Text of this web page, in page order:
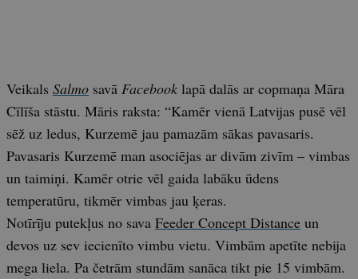
Veikals Salmo savā Facebook lapā dalās ar copmaņa Māra
Cīlīša stāstu. Māris raksta: “Kamēr vienā Latvijas pusē vēl
sēž uz ledus, Kurzemē jau pamazām sākas pavasaris.
Pavasaris Kurzemē man asociējas ar divām zivīm – vimbas
un taimiņi. Kamēr otrie vēl gaida labāku ūdens
temperatūru, tikmēr vimbas jau ķeras.
Notīrīju putekļus no sava Feeder Concept Distance un
devos uz sev iecienīto vimbu vietu. Vimbām apetīte nebija
mega liela. Pa četrām stundām sanāca tikt pie 15 vimbām.